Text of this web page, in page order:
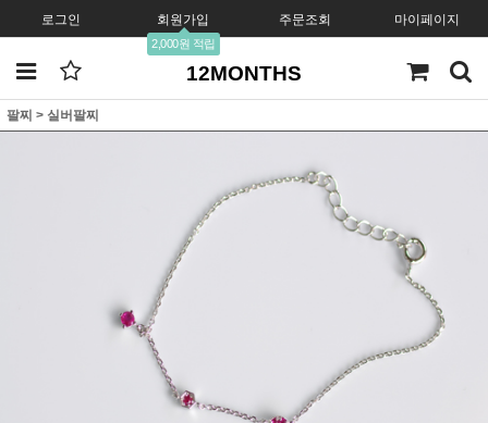
로그인 회원가입
2,000원 적립
주문조회 마이페이지
12MONTHS
팔찌 > 실버팔찌